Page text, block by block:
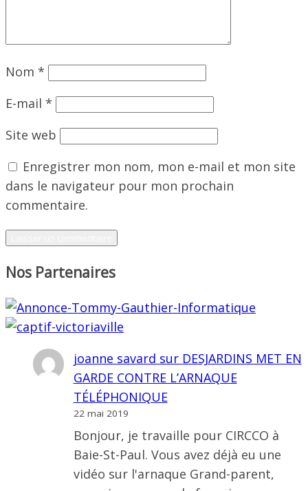
Nom *
E-mail *
Site web
Enregistrer mon nom, mon e-mail et mon site
dans le navigateur pour mon prochain
commentaire.
Nos Partenaires
joanne savard sur DESJARDINS MET EN
GARDE CONTRE L’ARNAQUE
TÉLÉPHONIQUE
22 mai 2019
Bonjour, je travaille pour CIRCCO à
Baie-St-Paul. Vous avez déjà eu une
vidéo sur l'arnaque Grand-parent,